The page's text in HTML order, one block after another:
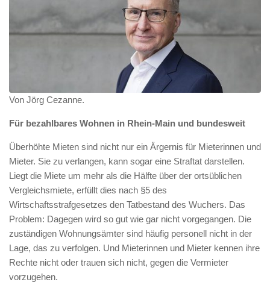
Von Jörg Cezanne.
Für bezahlbares Wohnen in Rhein-Main und bundesweit
Überhöhte Mieten sind nicht nur ein Ärgernis für Mieterinnen und
Mieter. Sie zu verlangen, kann sogar eine Straftat darstellen.
Liegt die Miete um mehr als die Hälfte über der ortsüblichen
Vergleichsmiete, erfüllt dies nach §5 des
Wirtschaftsstrafgesetzes den Tatbestand des Wuchers. Das
Problem: Dagegen wird so gut wie gar nicht vorgegangen. Die
zuständigen Wohnungsämter sind häufig personell nicht in der
Lage, das zu verfolgen. Und Mieterinnen und Mieter kennen ihre
Rechte nicht oder trauen sich nicht, gegen die Vermieter
vorzugehen.